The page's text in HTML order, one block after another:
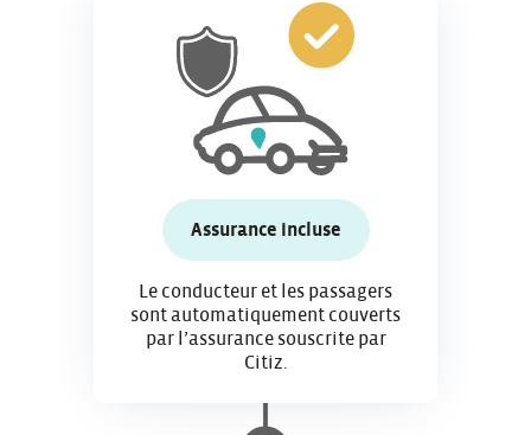
Assurance incluse
Le conducteur et les passagers
sont automatiquement couverts
par l’assurance souscrite par
Citiz.